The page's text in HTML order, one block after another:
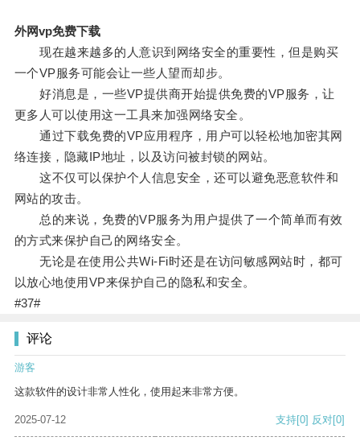
外网vp免费下载
现在越来越多的人意识到网络安全的重要性，但是购买
一个VP服务可能会让一些人望而却步。
好消息是，一些VP提供商开始提供免费的VP服务，让
更多人可以使用这一工具来加强网络安全。
通过下载免费的VP应用程序，用户可以轻松地加密其网
络连接，隐藏IP地址，以及访问被封锁的网站。
这不仅可以保护个人信息安全，还可以避免恶意软件和
网站的攻击。
总的来说，免费的VP服务为用户提供了一个简单而有效
的方式来保护自己的网络安全。
无论是在使用公共Wi-Fi时还是在访问敏感网站时，都可
以放心地使用VP来保护自己的隐私和安全。
#37#
评论
游客
这款软件的设计非常人性化，使用起来非常方便。
2025-07-12 支持[0] 反对[0]